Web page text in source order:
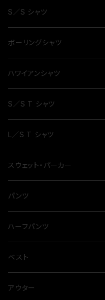
S／S シャツ
ボーリングシャツ
ハワイアンシャツ
S／S T シャツ
L／S T シャツ
スウェット・パーカー
パンツ
ハーフパンツ
ベスト
アウター